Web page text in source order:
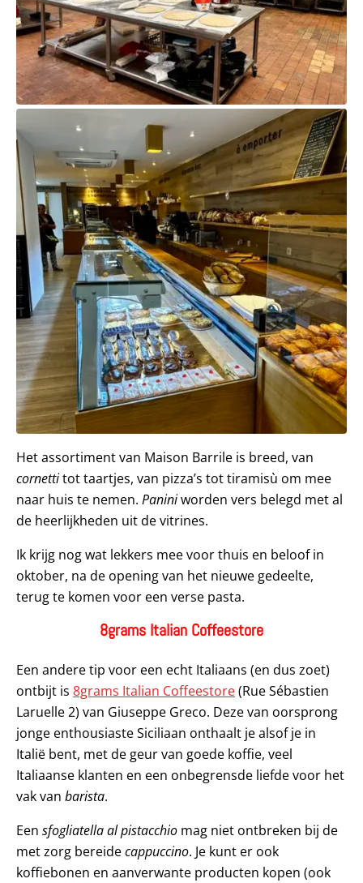
Het assortiment van Maison Barrile is breed, van
cornettitot taartjes, van pizza’s tot tiramisù om mee
naar huis te nemen. Paniniworden vers belegd met al
de heerlijkheden uit de vitrines.
Ik krijg nog wat lekkers mee voor thuis en beloof in
oktober, na de opening van het nieuwe gedeelte,
terug te komen voor een verse pasta.
8grams Italian Coffeestore
Een andere tip voor een echt Italiaans (en dus zoet)
ontbijt is 8grams Italian Coffeestore(Rue Sébastien
Laruelle 2) van Giuseppe Greco. Deze van oorsprong
jonge enthousiaste Siciliaan onthaalt je alsof je in
Italië bent, met de geur van goede koffie, veel
Italiaanse klanten en een onbegrensde liefde voor het
vak van barista.
Een sfogliatella alpistacchio mag niet ontbreken bij de
met zorg bereidecappuccino. Je kunt er ook
koffiebonen en aanverwante producten kopen (ook